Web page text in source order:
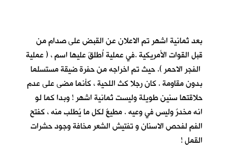
بعد ثمانية اشهر تم الاعلان عن القبض على صدام من
قبل القوات الأمريكية .في عملية اُطلقَ عليها اسم ، ( عملية
الفجر الاحمر ). حيث تم اخراجه من حفرة ضيقة مستسلما
بدون مقاومة . كان رجلا كث اللحية ، كأنما مضى على عدم
حلاقتها سنين طويلة وليست ثمانية اشهر ! وبدا كما لو
انه مخدرٌ وليس في وعيه . مطيعٌ لكل ما يُطلب منه ، كفتح
الفم لفحص الاسنان و تفتيش الشعر مخافة وجود حشرات
القمل !